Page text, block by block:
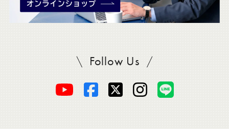
Follow UsSADAをフォロー
オ
オ
オ
オ